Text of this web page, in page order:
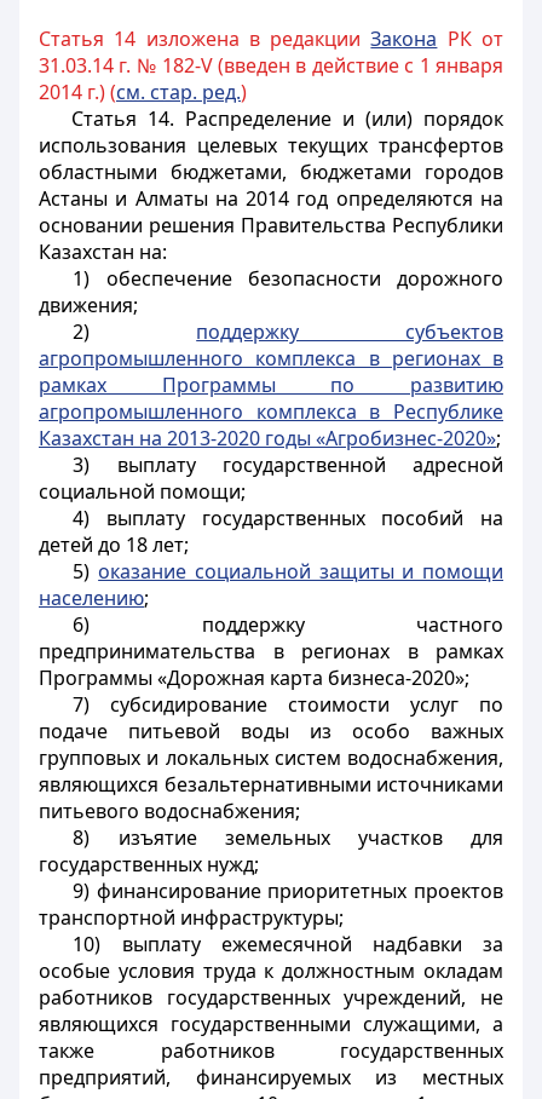
Статья 14 изложена в редакцииЗакона РК от
31.03.14 г. № 182-V (введен в действие с 1 января
2014 г.) (см. стар. ред.)
Статья 14. Распределение и (или) порядок
использования целевых текущих трансфертов
областными бюджетами, бюджетами городов
Астаны и Алматы на 2014 год определяются на
основании решения Правительства Республики
Казахстан на:
1) обеспечение безопасности дорожного
движения;
2) поддержку субъектов
агропромышленного комплекса в регионах в
рамках Программы по развитию
агропромышленного комплекса в Республике
Казахстан на 2013-2020 годы «Агробизнес-2020»;
3) выплату государственной адресной
социальной помощи;
4) выплату государственных пособий на
детей до 18 лет;
5) оказание социальной защиты и помощи
населению;
6) поддержку частного
предпринимательства в регионах в рамках
Программы «Дорожная карта бизнеса-2020»;
7) субсидирование стоимости услуг по
подаче питьевой воды из особо важных
групповых и локальных систем водоснабжения,
являющихся безальтернативными источниками
питьевого водоснабжения;
8) изъятие земельных участков для
государственных нужд;
9) финансирование приоритетных проектов
транспортной инфраструктуры;
10) выплату ежемесячной надбавки за
особые условия труда к должностным окладам
работников государственных учреждений, не
являющихся государственными служащими, а
также работников государственных
предприятий, финансируемых из местных